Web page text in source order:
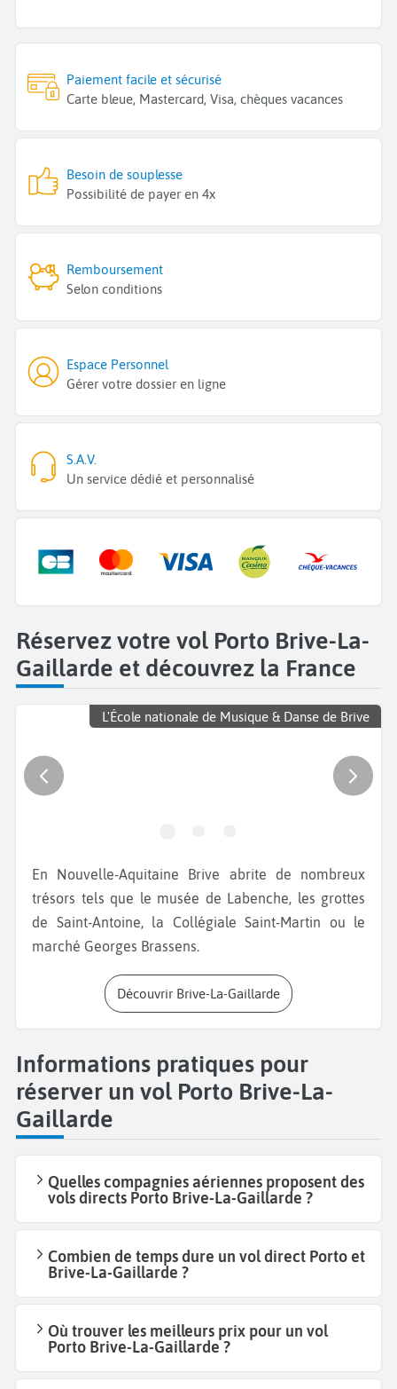
Paiement facile et sécurisé
Carte bleue, Mastercard, Visa, chèques vacances
Besoin de souplesse
Possibilité de payer en 4x
Remboursement
Selon conditions
Espace Personnel
Gérer votre dossier en ligne
S.A.V.
Un service dédié et personnalisé
Réservez votre vol Porto Brive-La-
Gaillarde et découvrez la France
L'École nationale de Musique & Danse de Brive
En Nouvelle-Aquitaine Brive abrite de nombreux
trésors tels que le musée de Labenche, les grottes
de Saint-Antoine, la Collégiale Saint-Martin ou le
marché Georges Brassens.
Découvrir Brive-La-Gaillarde
Informations pratiques pour
réserver un vol Porto Brive-La-
Gaillarde
Quelles compagnies aériennes proposent des
vols directs Porto Brive-La-Gaillarde ?
Combien de temps dure un vol direct Porto et
Brive-La-Gaillarde ?
Où trouver les meilleurs prix pour un vol
Porto Brive-La-Gaillarde ?